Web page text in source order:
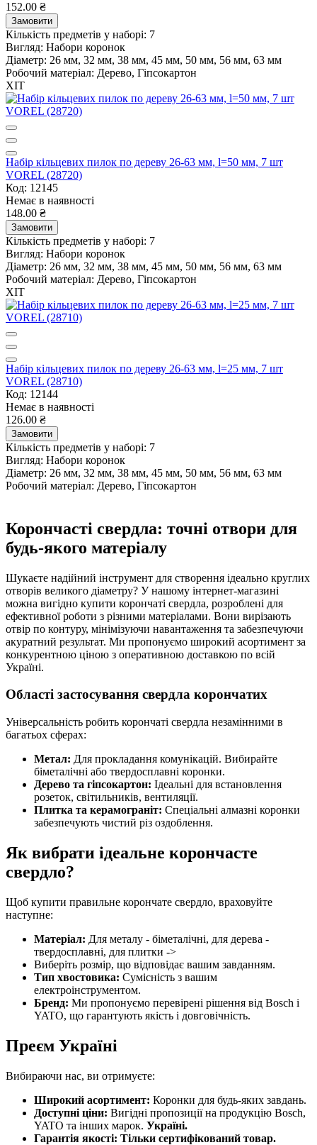
152.00 ₴
Замовити
Кількість предметів у наборі: 7
Вигляд: Набори коронок
Діаметр: 26 мм, 32 мм, 38 мм, 45 мм, 50 мм, 56 мм, 63 мм
Робочий матеріал: Дерево, Гіпсокартон
ХІТ
Набір кільцевих пилок по дереву 26-63 мм, l=50 мм, 7 шт
VOREL (28720)
Код: 12145
Немає в наявності
148.00 ₴
Замовити
Кількість предметів у наборі: 7
Вигляд: Набори коронок
Діаметр: 26 мм, 32 мм, 38 мм, 45 мм, 50 мм, 56 мм, 63 мм
Робочий матеріал: Дерево, Гіпсокартон
ХІТ
Набір кільцевих пилок по дереву 26-63 мм, l=25 мм, 7 шт
VOREL (28710)
Код: 12144
Немає в наявності
126.00 ₴
Замовити
Кількість предметів у наборі: 7
Вигляд: Набори коронок
Діаметр: 26 мм, 32 мм, 38 мм, 45 мм, 50 мм, 56 мм, 63 мм
Робочий матеріал: Дерево, Гіпсокартон
Корончасті свердла: точні отвори для
будь-якого матеріалу
Шукаєте надійний інструмент для створення ідеально круглих
отворів великого діаметру? У нашому інтернет-магазині
можна вигідно купити корончаті свердла, розроблені для
ефективної роботи з різними матеріалами. Вони вирізають
отвір по контуру, мінімізуючи навантаження та забезпечуючи
акуратний результат. Ми пропонуємо широкий асортимент за
конкурентною ціною з оперативною доставкою по всій
Україні.
Області застосування свердла корончатих
Універсальність робить корончаті свердла незамінними в
багатьох сферах:
Метал: Для прокладання комунікацій. Вибирайте
біметалічні або твердосплавні коронки.
Дерево та гіпсокартон: Ідеальні для встановлення
розеток, світильників, вентиляції.
Плитка та керамограніт: Спеціальні алмазні коронки
забезпечують чистий різ оздоблення.
Як вибрати ідеальне корончасте
свердло?
Щоб купити правильне корончате свердло, враховуйте
наступне:
Матеріал: Для металу - біметалічні, для дерева -
твердосплавні, для плитки ->
Виберіть розмір, що відповідає вашим завданням.
Тип хвостовика: Сумісність з вашим
електроінструментом.
Бренд: Ми пропонуємо перевірені рішення від Bosch і
YATO, що гарантують якість і довговічність.
Преєм Україні
Вибираючи нас, ви отримуєте:
Широкий асортимент: Коронки для будь-яких завдань.
Доступні ціни: Вигідні пропозиції на продукцію Bosch,
YATO та інших марок. Україні.
Гарантія якості: Тільки сертифікований товар.